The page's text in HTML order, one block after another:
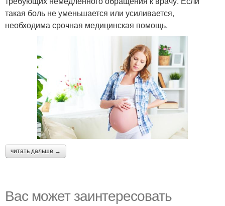
такая боль не уменьшается или усиливается,
необходима срочная медицинская помощь.
читать дальше →
Вас может заинтересовать